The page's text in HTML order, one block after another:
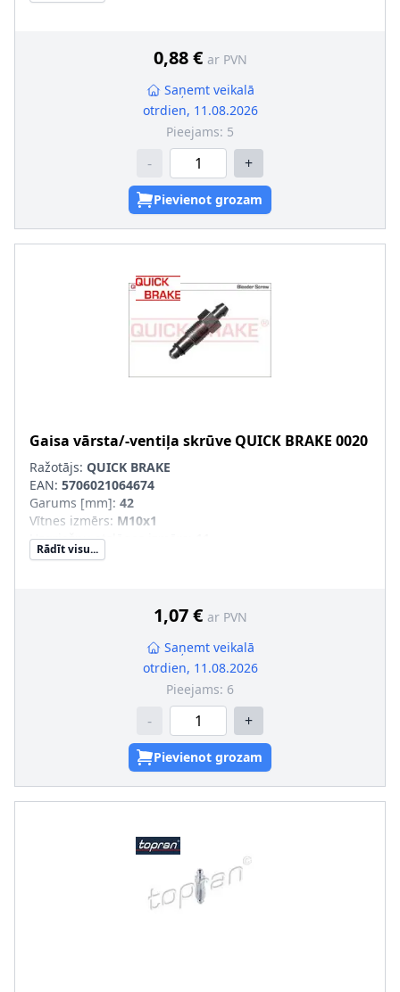
0,88 € ar PVN
Saņemt veikalā
otrdien, 11.08.2026
Pieejams: 5
- +
Pievienot grozam
Gaisa vārsta/-ventiļa skrūve QUICK BRAKE 0020
Ražotājs: QUICK BRAKE
EAN: 5706021064674
Garums [mm]: 42
Vītnes izmērs: M10x1
Uzgriežņu atslēgas izmērs
Vītnes veids:
Rādīt visu...
1,07 € ar PVN
Saņemt veikalā
otrdien, 11.08.2026
Pieejams: 6
- +
Pievienot grozam